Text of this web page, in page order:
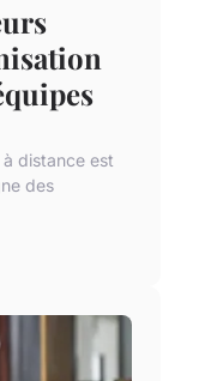
distance est
des